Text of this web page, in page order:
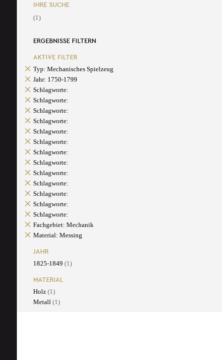
IHRE SUCHE
(1)
ERGEBNISSE FILTERN
AKTIVE FILTER
Typ: Mechanisches Spielzeug
Jahr: 1750-1799
Schlagworte:
Schlagworte:
Schlagworte:
Schlagworte:
Schlagworte:
Schlagworte:
Schlagworte:
Schlagworte:
Schlagworte:
Schlagworte:
Schlagworte:
Schlagworte:
Schlagworte:
Fachgebiet: Mechanik
Material: Messing
JAHR
1825-1849 (1)
MATERIAL
Holz (1)
Metall (1)